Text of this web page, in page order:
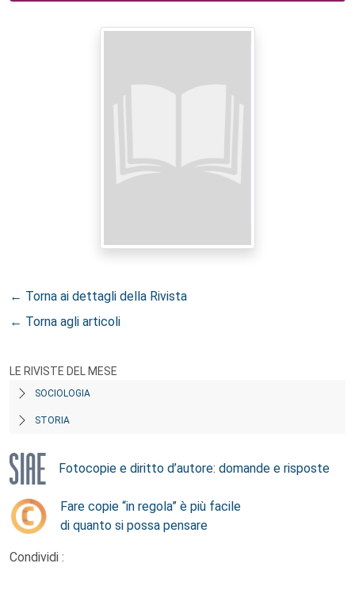
← Torna ai dettagli della Rivista
← Torna agli articoli
LE RIVISTE DEL MESE
SOCIOLOGIA
STORIA
Fotocopie e diritto d’autore: domande e risposte
Fare copie “in regola” è più facile
di quanto si possa pensare
Condividi :